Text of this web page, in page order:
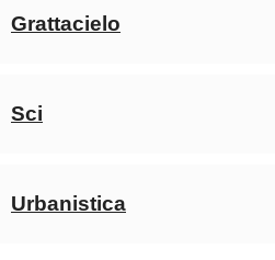
Grattacielo
Sci
Urbanistica